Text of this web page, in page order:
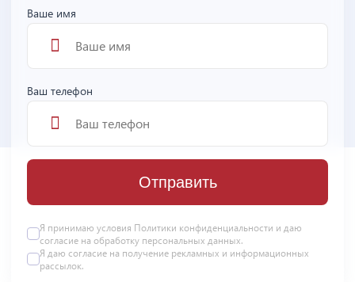
Ваше имя
Ваш телефон
Отправить
Я принимаю условия Политики конфиденциальности и даю
согласие на обработку персональных данных.
Я даю согласие на получение рекламных и информационных
рассылок.